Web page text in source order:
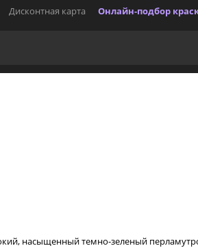
Дисконтная карта Онлайн-подбор
насыщенный темно-зеленый